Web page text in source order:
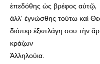
ἐπεδόθης ὡς βρέφος αὐτῷ,
ἀλλ’ ἐγνώσθης τούτω καὶ
διόπερ ἐξεπλάγη σου τὴν
κράζων·
Ἀλληλούια.